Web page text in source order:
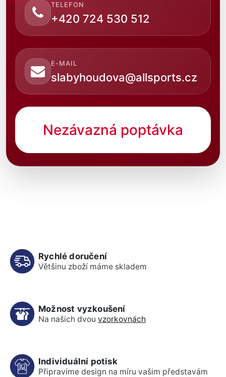
TELEFON
+420 724 530 512
E-MAIL
slabyhoudova@allsports.cz
Nezávazná poptávka
Rychlé doručení
Většinu zboží máme skladem
Možnost vyzkoušení
Na našich dvou vzorkovnách
Individuální potisk
Připravíme design na míru vašim představám